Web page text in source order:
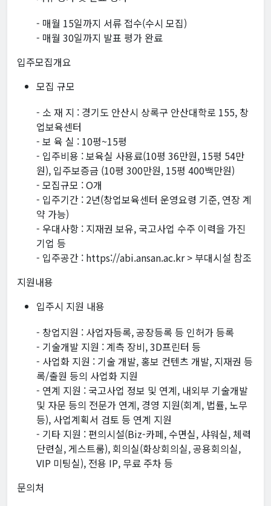
- 매월 15일까지 서류 접수(수시 모집)
- 매월 30일까지 발표 평가 완료
입주모집개요
모집 규모
- 소 재 지 : 경기도 안산시 상록구 안산대학로 155, 창
업보육센터
- 보 육 실 : 10평~15평
- 입주비용 : 보육실 사용료(10평 36만원, 15평 54만
원), 입주보증금 (10평 300만원, 15평 400백만원)
- 모집규모 : O개
- 입주기간 : 2년(창업보육센터 운영요령 기준, 연장 계
약 가능)
- 우대사항 : 지재권 보유, 국고사업 수주 이력을 가진
기업 등
- 입주공간 : https://abi.ansan.ac.kr > 부대시설 참조
지원내용
입주시 지원 내용
- 창업지원 : 사업자등록, 공장등록 등 인허가 등록
- 기술개발 지원 : 계측 장비, 3D프린터 등
- 사업화 지원 : 기술 개발, 홍보 컨텐츠 개발, 지재권 등
록/출원 등의 사업화 지원
- 연계 지원 : 국고사업 정보 및 연계, 내외부 기술개발
및 자문 등의 전문가 연계, 경영 지원(회계, 법률, 노무
등), 사업계획서 검토 등 연계 지원
- 기타 지원 : 편의시설(Biz-카페, 수면실, 샤워실, 체력
단련실, 게스트룸), 회의실(화상회의실, 공용회의실,
VIP 미팅실), 전용 IP, 무료 주차 등
문의처